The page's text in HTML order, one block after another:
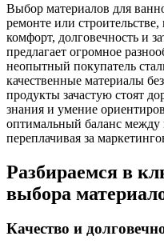
Выбор материалов для
ремонте или
комфорт, долговечность и
предлагает огромное
неопытный покупатель
качественные материалы
продукты зачастую стоят
знания и умение
оптимальный баланс между
переплачивая за
Разбираемся в
выбора
Качество и